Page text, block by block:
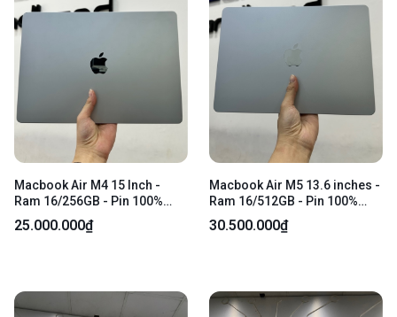
Macbook Air M4 15 Inch -
Ram 16/256GB - Pin 100%
(Chu kì sạc 67 lần ) - Màu light
blue - Ngoại hình 97% - Box +
25.000.000₫
Macbook Air M5 13.6 inches -
Ram 16/512GB - Pin 100%
(Chu kì sạc 7 lần) - Màu Light
Blue - Ngoại hình 98% - Còn
30.500.000₫